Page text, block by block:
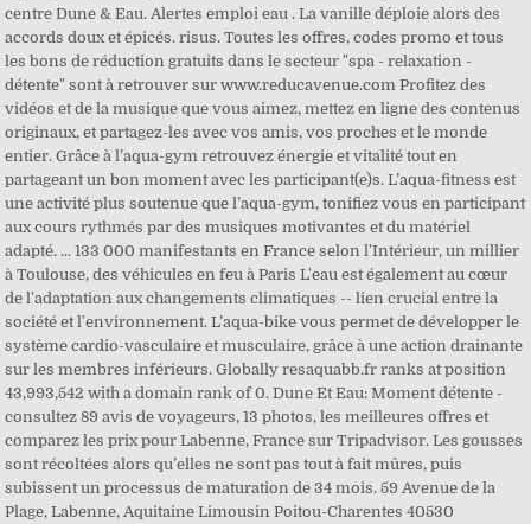
centre Dune & Eau. Alertes emploi eau . La vanille déploie alors des
accords doux et épicés. risus. Toutes les offres, codes promo et tous
les bons de réduction gratuits dans le secteur "spa - relaxation -
détente" sont à retrouver sur www.reducavenue.com Profitez des
vidéos et de la musique que vous aimez, mettez en ligne des contenus
originaux, et partagez-les avec vos amis, vos proches et le monde
entier. Grâce à l’aqua-gym retrouvez énergie et vitalité tout en
partageant un bon moment avec les participant(e)s. L’aqua-fitness est
une activité plus soutenue que l’aqua-gym, tonifiez vous en participant
aux cours rythmés par des musiques motivantes et du matériel
adapté. ... 133 000 manifestants en France selon l'Intérieur, un millier
à Toulouse, des véhicules en feu à Paris L'eau est également au cœur
de l'adaptation aux changements climatiques -- lien crucial entre la
société et l'environnement. L’aqua-bike vous permet de développer le
système cardio-vasculaire et musculaire, grâce à une action drainante
sur les membres inférieurs. Globally resaquabb.fr ranks at position
43,993,542 with a domain rank of 0. Dune Et Eau: Moment détente -
consultez 89 avis de voyageurs, 13 photos, les meilleures offres et
comparez les prix pour Labenne, France sur Tripadvisor. Les gousses
sont récoltées alors qu’elles ne sont pas tout à fait mûres, puis
subissent un processus de maturation de 34 mois. 59 Avenue de la
Plage, Labenne, Aquitaine Limousin Poitou-Charentes 40530